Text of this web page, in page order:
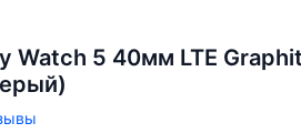
Watch 5 40мм LTE